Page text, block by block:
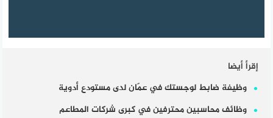
إقرأ أيضا
وظيفة ضابط لوجستك في عمّان لدى مستودع أدوية
وظائف محاسبين محترفين في كبرى شركات المطاعم